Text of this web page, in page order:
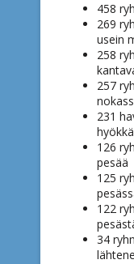
458
269
usein
258
257
231
126
pesää
125
122
34